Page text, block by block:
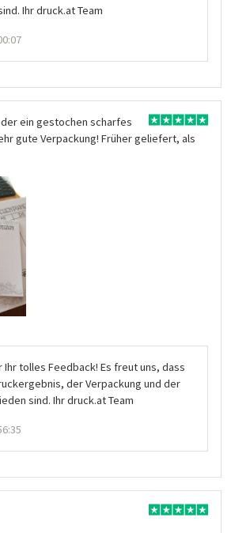
Ihr druck.at Team
ein gestochen scharfes
gute Verpackung! Früher geliefert, als
Ihr tolles Feedback! Es freut uns, dass
der Verpackung und der
sind. Ihr druck.at Team